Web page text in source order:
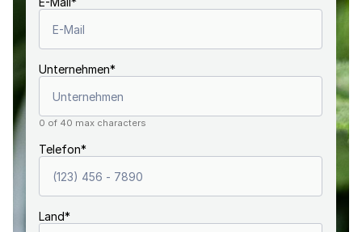
Unternehmen*
0 of 40 max characters
Telefon*
Land*